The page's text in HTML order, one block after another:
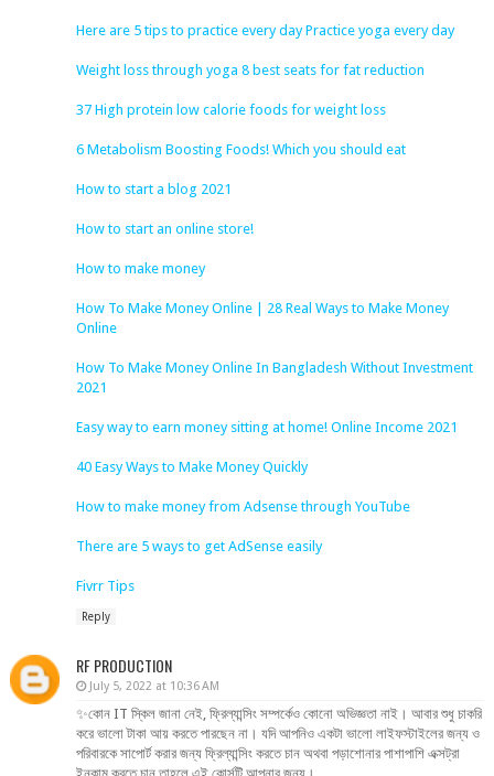
Here are 5 tips to practice every day Practice yoga every day
Weight loss through yoga 8 best seats for fat reduction
37 High protein low calorie foods for weight loss
6 Metabolism Boosting Foods! Which you should eat
How to start a blog 2021
How to start an online store!
How to make money
How To Make Money Online | 28 Real Ways to Make Money
Online
How To Make Money Online In Bangladesh Without Investment
2021
Easy way to earn money sitting at home! Online Income 2021
40 Easy Ways to Make Money Quickly
How to make money from Adsense through YouTube
There are 5 ways to get AdSense easily
Fivrr Tips
Reply
RF PRODUCTION
July 5, 2022 at 10:36 AM
✨কোন IT স্কিল জানা নেই, ফ্রিল্যান্সিং সম্পর্কেও কোনো অভিজ্ঞতা নাই। আবার শুধু চাকরি
করে ভালো টাকা আয় করতে পারছেন না। যদি আপনিও একটা ভালো লাইফস্টাইলের জন্য ও
পরিবারকে সাপোর্ট করার জন্য ফ্রিল্যান্সিং করতে চান অথবা পড়াশোনার পাশাপাশি এক্সট্রা